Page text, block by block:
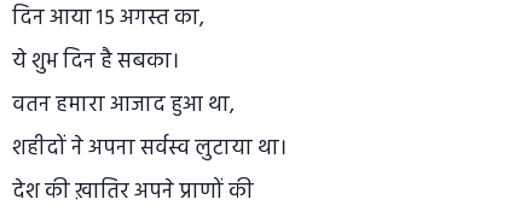
दिन आया 15 अगस्त का,
ये शुभ दिन है सबका।
वतन हमारा आजाद हुआ था,
शहीदों ने अपना सर्वस्व लुटाया था।
देश की ख़ातिर अपने प्राणों की